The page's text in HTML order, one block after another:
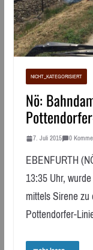
NICHT_KATEGORISIERT
Nö:
7. Juli 2015 0
EBENFURTH
13:35 Uhr,
mittels Sirene
Pottendorfer-